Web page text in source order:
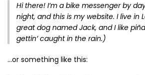
Hi there! I’m a bike messenger by
night, and this is my website. I live in
great dog named Jack, and I like
gettin’ caught in the rain.)
…or something like this: